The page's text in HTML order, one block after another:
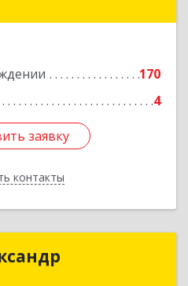
170
4
заявку
контакты
заявку
Александр